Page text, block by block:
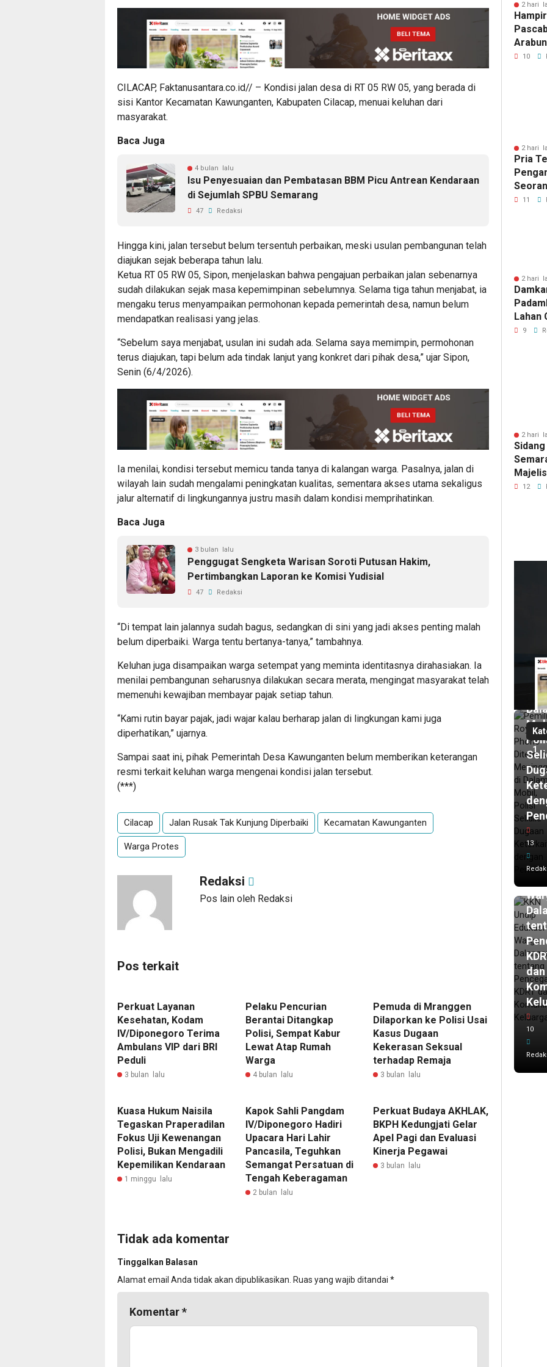
CILACAP, Faktanusantara.co.id// – Kondisi jalan desa di RT 05 RW 05, yang berada di
sisi Kantor Kecamatan Kawunganten, Kabupaten Cilacap, menuai keluhan dari
masyarakat.
Baca Juga
4 bulan lalu
Isu Penyesuaian dan Pembatasan BBM Picu Antrean Kendaraan
di Sejumlah SPBU Semarang
47 Redaksi
Hingga kini, jalan tersebut belum tersentuh perbaikan, meski usulan pembangunan telah
diajukan sejak beberapa tahun lalu.
Ketua RT 05 RW 05, Sipon, menjelaskan bahwa pengajuan perbaikan jalan sebenarnya
sudah dilakukan sejak masa kepemimpinan sebelumnya. Selama tiga tahun menjabat, ia
mengaku terus menyampaikan permohonan kepada pemerintah desa, namun belum
mendapatkan realisasi yang jelas.
“Sebelum saya menjabat, usulan ini sudah ada. Selama saya memimpin, permohonan
terus diajukan, tapi belum ada tindak lanjut yang konkret dari pihak desa,” ujar Sipon,
Senin (6/4/2026).
Ia menilai, kondisi tersebut memicu tanda tanya di kalangan warga. Pasalnya, jalan di
wilayah lain sudah mengalami peningkatan kualitas, sementara akses utama sekaligus
jalur alternatif di lingkungannya justru masih dalam kondisi memprihatinkan.
Baca Juga
3 bulan lalu
Penggugat Sengketa Warisan Soroti Putusan Hakim,
Pertimbangkan Laporan ke Komisi Yudisial
47 Redaksi
“Di tempat lain jalannya sudah bagus, sedangkan di sini yang jadi akses penting malah
belum diperbaiki. Warga tentu bertanya-tanya,” tambahnya.
Keluhan juga disampaikan warga setempat yang meminta identitasnya dirahasiakan. Ia
menilai pembangunan seharusnya dilakukan secara merata, mengingat masyarakat telah
memenuhi kewajiban membayar pajak setiap tahun.
“Kami rutin bayar pajak, jadi wajar kalau berharap jalan di lingkungan kami juga
diperhatikan,” ujarnya.
Sampai saat ini, pihak Pemerintah Desa Kawunganten belum memberikan keterangan
resmi terkait keluhan warga mengenai kondisi jalan tersebut.
(***)
Cilacap Jalan Rusak Tak Kunjung Diperbaiki Kecamatan Kawunganten
Warga Protes
Redaksi
Pos lain oleh Redaksi
Pos terkait
Perkuat Layanan
Kesehatan, Kodam
IV/Diponegoro Terima
Ambulans VIP dari BRI
Peduli
3 bulan lalu
Pelaku Pencurian
Berantai Ditangkap
Polisi, Sempat Kabur
Lewat Atap Rumah
Warga
4 bulan lalu
Pemuda di Mranggen
Dilaporkan ke Polisi Usai
Kasus Dugaan
Kekerasan Seksual
terhadap Remaja
3 bulan lalu
Kuasa Hukum Naisila
Tegaskan Praperadilan
Fokus Uji Kewenangan
Polisi, Bukan Mengadili
Kepemilikan Kendaraan
1 minggu lalu
Kapok Sahli Pangdam
IV/Diponegoro Hadiri
Upacara Hari Lahir
Pancasila, Teguhkan
Semangat Persatuan di
Tengah Keberagaman
2 bulan lalu
Perkuat Budaya AKHLAK,
BKPH Kedungjati Gelar
Apel Pagi dan Evaluasi
Kinerja Pegawai
3 bulan lalu
Tidak ada komentar
Tinggalkan Balasan
Alamat email Anda tidak akan dipublikasikan. Ruas yang wajib ditandai *
Komentar*
Jalur
2 hari
10
2 hari
Pria
Medan
11
2 hari
Lahan
9
2 hari
12
1
13
1
hari
KKN
dan
10